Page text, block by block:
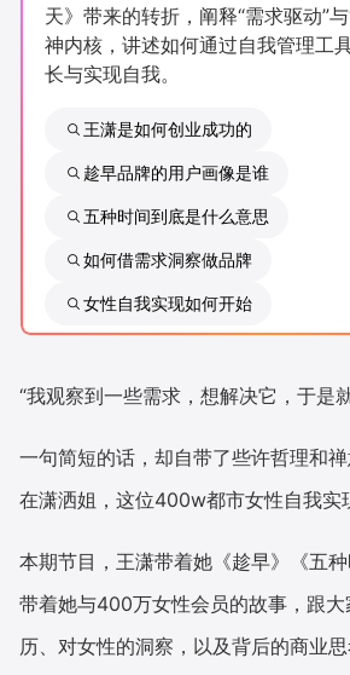
AllValue 战略合作
增长产品指南
智库
行业洞察
品牌消费观
增长俱乐部 有赞商盟
商家社区 社群交流
天》带来的转折，阐释“需求驱动”
神内核，讲述如何通过自我管理工
长与实现自我。
王潇是如何创业成功的
趁早品牌的用户画像是谁
五种时间到底是什么意思
如何借需求洞察做品牌
女性自我实现如何开始
“我观察到一些需求，想解决它，于是
一句简短的话，却自带了些许哲理和
在潇洒姐，这位400w都市女性自我实
本期节目，王潇带着她《趁早》《五种
带着她与400万女性会员的故事，跟
历、对女性的洞察，以及背后的商业思